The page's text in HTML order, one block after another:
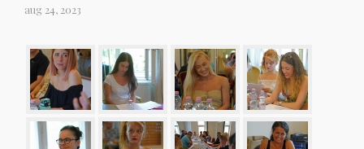
aug 24, 2023